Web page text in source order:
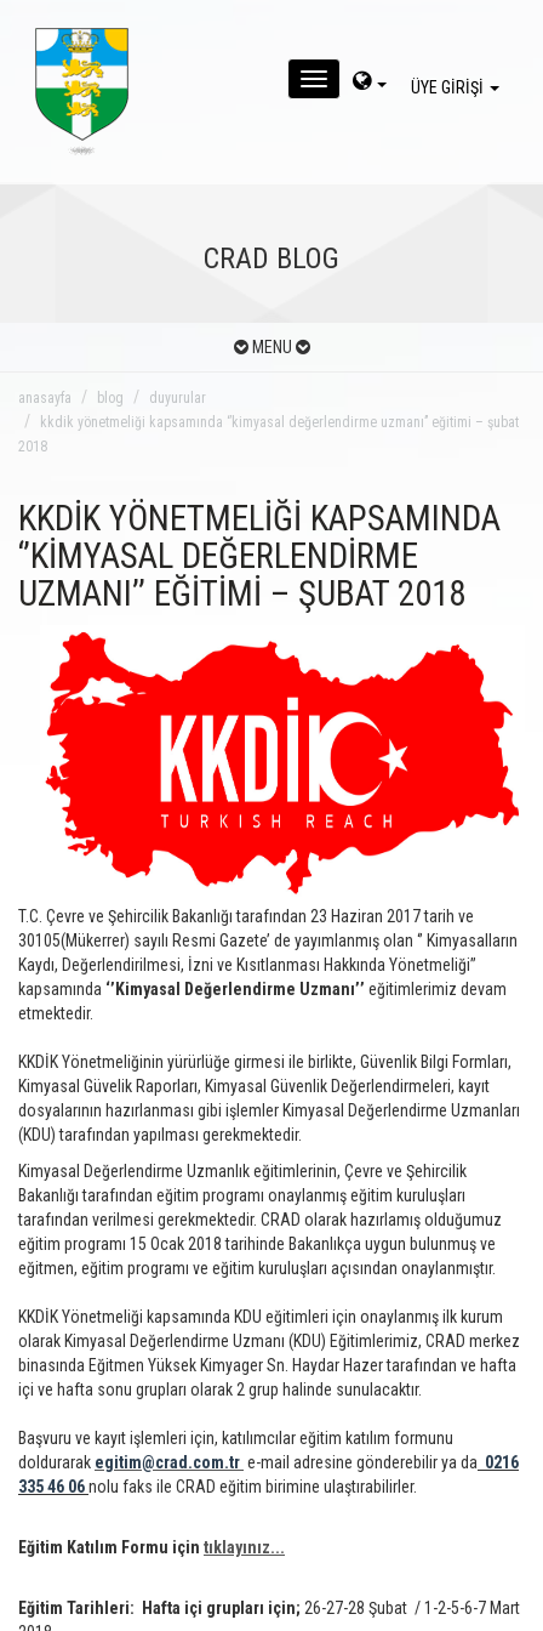
MENU ÜYE GİRİŞİ
CRAD BLOG
MENU
anasayfa blog
duyurular
kkdik yönetmeliği kapsamında ‘’kimyasal değerlendirme uzmanı’’ eğitimi – şubat
2018
KKDİK YÖNETMELİĞİ KAPSAMINDA
‘’KİMYASAL DEĞERLENDİRME
UZMANI’’ EĞİTİMİ – ŞUBAT 2018
T.C. Çevre ve Şehircilik Bakanlığı tarafından 23 Haziran 2017 tarih ve
30105(Mükerrer) sayılı Resmi Gazete’ de yayımlanmış olan ‘’ Kimyasalların
Kaydı, Değerlendirilmesi, İzni ve Kısıtlanması Hakkında Yönetmeliği’’
kapsamında ‘’Kimyasal Değerlendirme Uzmanı’’ eğitimlerimiz devam
etmektedir.
KKDİK Yönetmeliğinin yürürlüğe girmesi ile birlikte, Güvenlik Bilgi Formları,
Kimyasal Güvelik Raporları, Kimyasal Güvenlik Değerlendirmeleri, kayıt
dosyalarının hazırlanması gibi işlemler Kimyasal Değerlendirme Uzmanları
(KDU) tarafından yapılması gerekmektedir.
Kimyasal Değerlendirme Uzmanlık eğitimlerinin, Çevre ve Şehircilik
Bakanlığı tarafından eğitim programı onaylanmış eğitim kuruluşları
tarafından verilmesi gerekmektedir. CRAD olarak hazırlamış olduğumuz
eğitim programı 15 Ocak 2018 tarihinde Bakanlıkça uygun bulunmuş ve
eğitmen, eğitim programı ve eğitim kuruluşları açısından onaylanmıştır.
KKDİK Yönetmeliği kapsamında KDU eğitimleri için onaylanmış ilk kurum
olarak Kimyasal Değerlendirme Uzmanı (KDU) Eğitimlerimiz, CRAD merkez
binasında Eğitmen Yüksek Kimyager Sn. Haydar Hazer tarafından ve hafta
içi ve hafta sonu grupları olarak 2 grup halinde sunulacaktır.
Başvuru ve kayıt işlemleri için, katılımcılar eğitim katılım formunu
doldurarak egitim@crad.com.tr e-mail adresine gönderebilir ya da 0216
335 46 06nolu faks ile CRAD eğitim birimine ulaştırabilirler.
Eğitim Katılım Formu için tıklayınız...
Eğitim Tarihleri: Hafta içi grupları için; 26-27-28 Şubat / 1-2-5-6-7 Mart